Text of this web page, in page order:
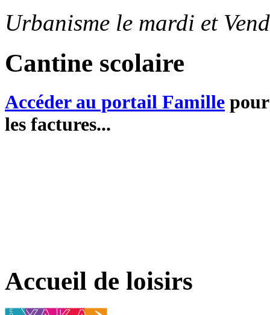
Urbanisme le mardi et
Cantine scolaire
Accéder au portail Famille
les factures...
Accueil de loisirs